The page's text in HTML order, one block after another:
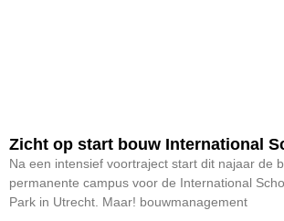
Zicht op start bouw International
Na een intensief voortraject start dit najaar de
permanente campus voor de International
Park in Utrecht. Maar! bouwmanagement